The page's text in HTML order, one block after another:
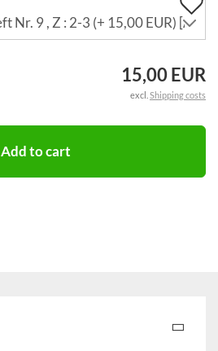
15,00 EUR
excl. Shipping costs
Add to cart